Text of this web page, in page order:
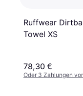
Ruffwear
Towel XS
78,30 €
Oder 3 Zahlungen